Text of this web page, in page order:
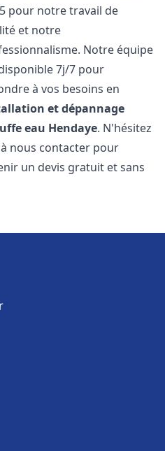
pour notre travail de
et notre
Notre équipe
7j/7 pour
à vos besoins en
et dépannage
eau Hendaye. N'hésitez
nous contacter pour
un devis gratuit et sans